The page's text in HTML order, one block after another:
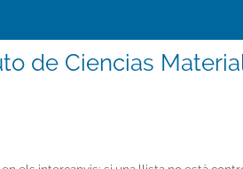
de Ciencias